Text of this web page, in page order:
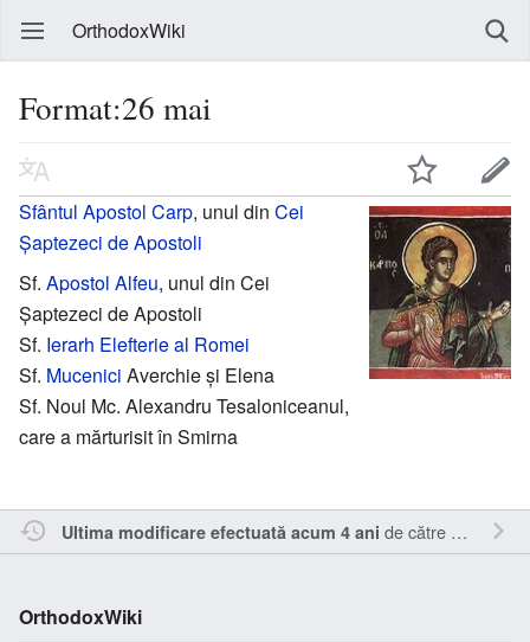
OrthodoxWiki
Format:26 mai
Sfântul Apostol Carp, unul din Cei
Șaptezeci de Apostoli
Sf. Apostol Alfeu, unul din Cei
Șaptezeci de Apostoli
Sf. Ierarh Elefterie al Romei
Sf. Mucenici Averchie și Elena
Sf. Noul Mc. Alexandru Tesaloniceanul,
care a mărturisit în Smirna
Ultima modificare efectuată acum 4 ani de către Sîmbotin
OrthodoxWiki